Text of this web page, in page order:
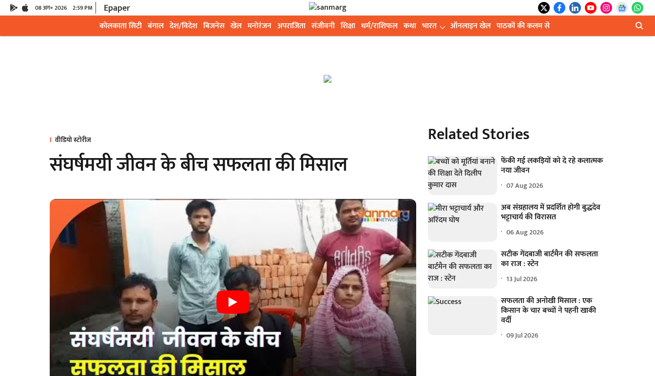
08 अग॰ 2026 2:59 PM Epaper
कोलकाता सिटी बंगाल देश/विदेश बिजनेस खेल मनोरंजन अपराजिता संजीवनी शिक्षा धर्म/राशिफल कथा भारत ऑनलाइन खेल पाठकों की कलम से
वीडियो स्टोरीज
संघर्षमयी जीवन के बीच सफलता की मिसाल
Related Stories
फेंकी गई लकड़ियों को दे रहे कलात्मक
नया जीवन
07 Aug 2026
अब संग्रहालय में प्रदर्शित होगी बुद्धदेव
भट्टाचार्य की विरासत
06 Aug 2026
सटीक गेंदबाजी बार्टमैन की सफलता
का राज : स्टेन
13 Jul 2026
सफलता की अनोखी मिसाल : एक
किसान के चार बच्चों ने पहनी खाकी
वर्दी
09 Jul 2026